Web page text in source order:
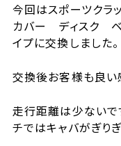
今回はスポーツクラ
カバー ディスク ベ
イプに交換しました。
交換後お客様も良い
走行距離は少ないで
チではキャバがぎり